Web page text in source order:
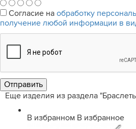
Согласие на обработку
получение любой информации в
Еще изделия из раздела
В избранном В избранное